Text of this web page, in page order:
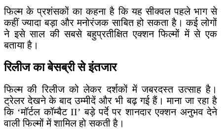
फिल्म के प्रशंसकों का कहना है कि यह सीक्वल पहले भाग से
कहीं ज्यादा बड़ा और मनोरंजक साबित हो सकता है। कई लोगों
ने इसे साल की सबसे बहुप्रतीक्षित एक्शन फिल्मों में से एक
बताया है।
रिलीज का बेसब्री से इंतजार
फिल्म की रिलीज को लेकर दर्शकों में जबरदस्त उत्साह है।
ट्रेलर देखने के बाद उम्मीदें और भी बढ़ गई हैं। माना जा रहा है
कि ‘मॉर्टल कॉम्बैट II’ बड़े पर्दे पर शानदार एक्शन अनुभव देने
वाली फिल्मों में शामिल हो सकती है।